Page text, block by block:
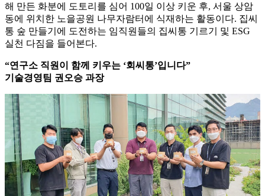
해 만든 화분에 도토리를 심어 100일 이상 키운 후, 서울 상암
동에 위치한 노을공원 나무자람터에 식재하는 활동이다. 집씨
통 숲 만들기에 도전하는 임직원들의 집씨통 기르기 및 ESG
실천 다짐을 들어본다.
“연구소 직원이 함께 키우는 ‘회씨통’입니다”
기술경영팀 권오승 과장